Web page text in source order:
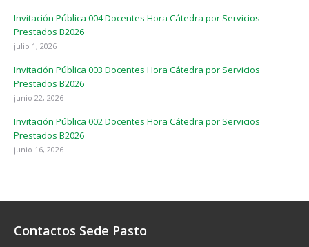
Invitación Pública 004 Docentes Hora Cátedra por Servicios
Prestados B2026
julio 1, 2026
Invitación Pública 003 Docentes Hora Cátedra por Servicios
Prestados B2026
junio 22, 2026
Invitación Pública 002 Docentes Hora Cátedra por Servicios
Prestados B2026
junio 16, 2026
Contactos Sede Pasto